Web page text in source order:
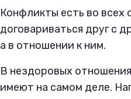
Конфликты есть во
договариваться друг с
а в отношении к ним.
В нездоровых
имеют на самом деле.